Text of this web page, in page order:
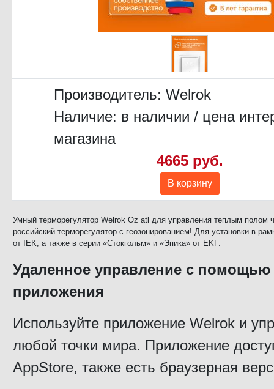
Производитель: Welrok
Наличие: в наличии / цена
магазина
4665 руб.
В корзину
Умный терморегулятор Welrok Oz atl для управления теплым
российский терморегулятор с геозонированием! Для установки в
от IEK, а также в серии «Стокгольм» и «Эпика» от EKF.
Удаленное управление с
приложения
Используйте приложение Welrok и
любой точки мира. Приложение
AppStore, также есть браузерная